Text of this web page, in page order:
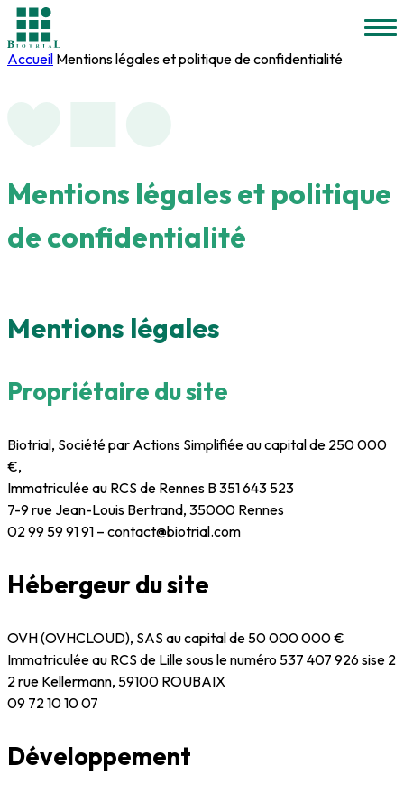
Accueil Mentions légales et politique de confidentialité
Mentions légales et politique
de confidentialité
Mentions légales
Propriétaire du site
Biotrial, Société par Actions Simplifiée au capital de 250 000
€,
Immatriculée au RCS de Rennes B 351 643 523
7-9 rue Jean-Louis Bertrand, 35000 Rennes
02 99 59 91 91 – contact@biotrial.com
Hébergeur du site
OVH (OVHCLOUD), SAS au capital de 50 000 000 €
Immatriculée au RCS de Lille sous le numéro 537 407 926 sise 2
2 rue Kellermann, 59100 ROUBAIX
09 72 10 10 07
Développement